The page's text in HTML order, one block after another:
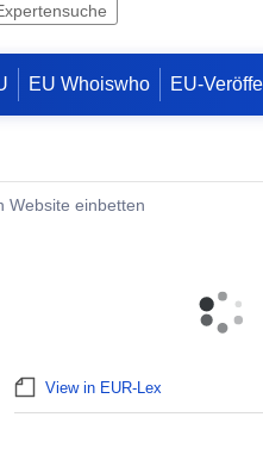
EU Whoiswho EU-
Website einbetten
View in EUR-Lex